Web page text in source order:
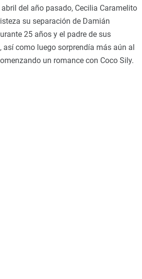
del año pasado, Cecilia Caramelito
su separación de Damián
25 años y el padre de sus
así como luego sorprendía más aún al
un romance con Coco Sily.